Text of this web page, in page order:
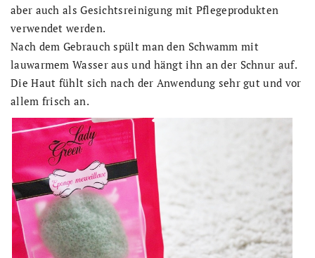
aber auch als Gesichtsreinigung mit Pflegeprodukten
verwendet werden.
Nach dem Gebrauch spült man den Schwamm mit
lauwarmem Wasser aus und hängt ihn an der Schnur auf.
Die Haut fühlt sich nach der Anwendung sehr gut und vor
allem frisch an.